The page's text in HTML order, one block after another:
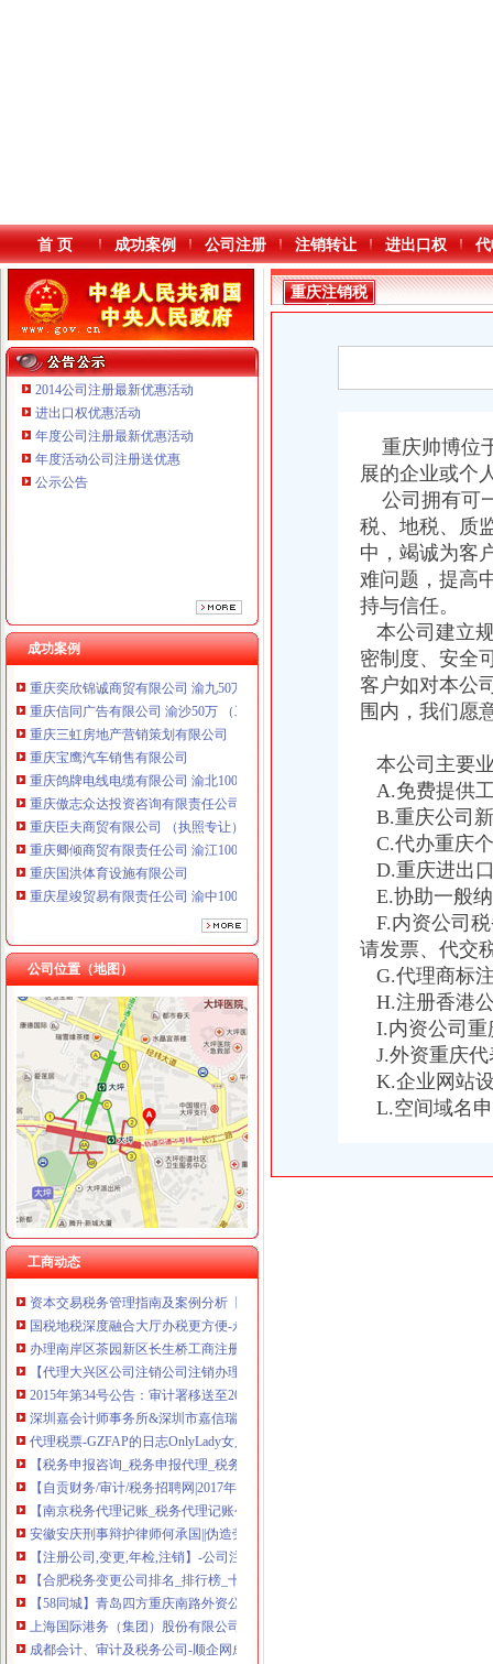
本站导航
首 页 成功案例 公司注册 注销转让 进出口权
2014公司注册最新优惠活动
进出口权优惠活动
年度公司注册最新优惠活动
年度活动公司注册送优惠
公示公告
成功案例
重庆傲志众达投资咨询有限责任公司 渝九1000万 （增资）
重庆星竣贸易有限责任公司 渝中100万 （进出口权）
重庆海谛升进出口贸易有限公司 渝北100万 （进出口权）
重庆信同广告有限公司 渝沙50万 （工商注册）
重庆三虹房地产营销策划有限公司
重庆宝鹰汽车销售有限公司
重庆鸽牌电线电缆有限公司 渝北10010万 (进出口权)
重庆傲志众达投资咨询有限责任公司 渝九1000万 （增资）
重庆臣夫商贸有限公司 （执照专让）
重庆卿倾商贸有限责任公司 渝江100万 （工商注册）
重庆国洪体育设施有限公司
重庆星竣贸易有限责任公司 渝中100万 （进出口权）
重庆海谛升进出口贸易有限公司 渝北100万 （进出口权）
重庆奕欣锦诚商贸有限公司 渝九50万 （工商注册）
重庆信同广告有限公司 渝沙50万 （工商注册）
重庆三虹房地产营销策划有限公司
重庆宝鹰汽车销售有限公司
公司位置（地图）
工商动态
重庆注销税务
重庆进京备案的新办流程资料详解【今日推荐网-北京工商/税务/财务】
东营出口退税
甘南公司注册_甘南内资公司注册_甘南外资公司注册-甘南易登网
审计署移送至2015年11月已处理的29起违违纪问题况公布-中央部
重庆公安交通管理信息网
【自贡财务/审计/税务招聘网|2017年自贡财务/审计/税务招聘信息】-自
国税地税深度融合大厅办税更方便-永川新闻-永川网
办理南岸区茶园新区长生桥工商注册/税务代账/注销省心省钱_重庆会计
【代理大兴区公司注销公司注销办理流程及时间】-律咨询-北京赶集网
2015年第34号公告：审计署移送至2015年11月已处理的29起违违纪
深圳嘉会计师事务所&深圳市嘉信瑞税务师事务所
代理税票-GZFAP的日志OnlyLady女人志
【税务申报咨询_税务申报代理_税务申报代办】-赶集网
【自贡财务/审计/税务招聘网|2017年自贡财务/审计/税务招聘信息】-自
【南京税务代理记账_税务代理记账公司_工商注册税务代理记账】-南
安徽安庆刑事辩护律师何承国||伪造劳动合同等申报材料骗取国家补助
【注册公司,变更,年检,注销】-公司注册-石家庄赶集网
【合肥税务变更公司排名_排行榜_十大品牌_口碑好的税务变更公司】-
【58同城】青岛四方重庆南路外资公司注册_外资企业注册_代理外资公
上海国际港务（集团）股份有限公司-搜狐证券
成都会计、审计及税务公司-顺企网成都页
重庆登报挂失_周边服务栏目_机电之家网
重庆注销税
务
重庆帅博位
展的企业或个
公司拥有可
税、地税、质
中，竭诚为客
难问题，提高
持与信任。
本公司建立
密制度、安全
客户如对本公
围内，我们愿
本公司主要
A.免费提供
B.重庆公司
C.代办重庆
D.重庆进出
E.协助一般
F.内资公司
请发票、代交
G.代理商标
H.注册香港
I.内资公司重
J.外资重庆代
K.企业网站
L.空间域名